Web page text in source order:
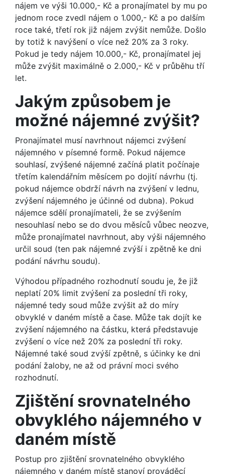
nájem ve výši 10.000,- Kč a pronajímatel by mu po
jednom roce zvedl nájem o 1.000,- Kč a po dalším
roce také, třetí rok již nájem zvýšit nemůže. Došlo
by totiž k navýšení o více než 20% za 3 roky.
Pokud je tedy nájem 10.000,- Kč, pronajímatel jej
může zvýšit maximálně o 2.000,- Kč v průběhu tří
let.
Jakým způsobem je
možné nájemné zvýšit?
Pronajímatel musí navrhnout nájemci zvýšení
nájemného v písemné formě. Pokud nájemce
souhlasí, zvýšené nájemné začíná platit počínaje
třetím kalendářním měsícem po dojití návrhu (tj.
pokud nájemce obdrží návrh na zvýšení v lednu,
zvýšení nájemného je účinné od dubna). Pokud
nájemce sdělí pronajímateli, že se zvýšením
nesouhlasí nebo se do dvou měsíců vůbec neozve,
může pronajímatel navrhnout, aby výši nájemného
určil soud (ten pak nájemné zvýší i zpětně ke dni
podání návrhu soudu).
Výhodou případného rozhodnutí soudu je, že již
neplatí 20% limit zvýšení za poslední tři roky,
nájemné tedy soud může zvýšit až do míry
obvyklé v daném místě a čase. Může tak dojít ke
zvýšení nájemného na částku, která představuje
zvýšení o více než 20% za poslední tři roky.
Nájemné také soud zvýší zpětně, s účinky ke dni
podání žaloby, ne až od právní moci svého
rozhodnutí.
Zjištění srovnatelného
obvyklého nájemného v
daném místě
Postup pro zjištění srovnatelného obvyklého
nájemného v daném místě stanoví prováděcí